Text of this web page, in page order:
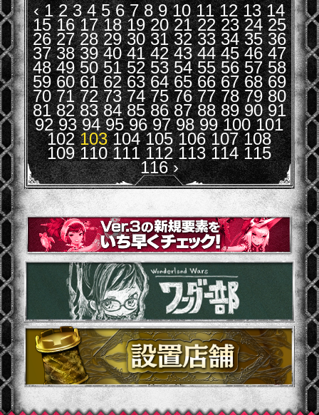
‹ 1 2 3 4 5 6 7 8 9 10 11 12 13 14
15 16 17 18 19 20 21 22 23 24 25
26 27 28 29 30 31 32 33 34 35 36
37 38 39 40 41 42 43 44 45 46 47
48 49 50 51 52 53 54 55 56 57 58
59 60 61 62 63 64 65 66 67 68 69
70 71 72 73 74 75 76 77 78 79 80
81 82 83 84 85 86 87 88 89 90 91
92 93 94 95 96 97 98 99 100 101
102 103 104 105 106 107 108
109 110 111 112 113 114 115
116 ›